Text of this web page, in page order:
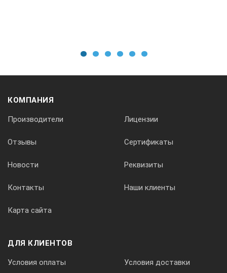
КОМПАНИЯ
Производители Лицензии
Отзывы Сертификаты
Новости Реквизиты
Контакты Наши клиенты
Карта сайта
ДЛЯ КЛИЕНТОВ
Условия оплаты Условия доставки